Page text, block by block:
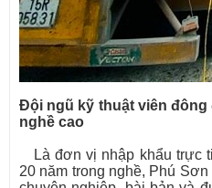
Đội ngũ kỹ thuật viên đông
nghề cao
Là đơn vị nhập khẩu trực
20 năm trong nghề, Phú